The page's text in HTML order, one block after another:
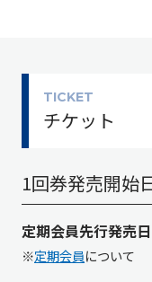
TICKET
チケット
1回券発売開始
定期会員先行発売日
※定期会員について